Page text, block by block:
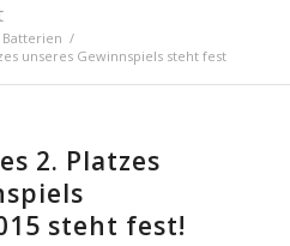
Batterien /
unseres Gewinnspiels steht fest
2. Platzes
steht fest!